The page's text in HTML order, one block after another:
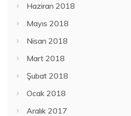
Haziran 2018
Mayıs 2018
Nisan 2018
Mart 2018
Şubat 2018
Ocak 2018
Aralık 2017